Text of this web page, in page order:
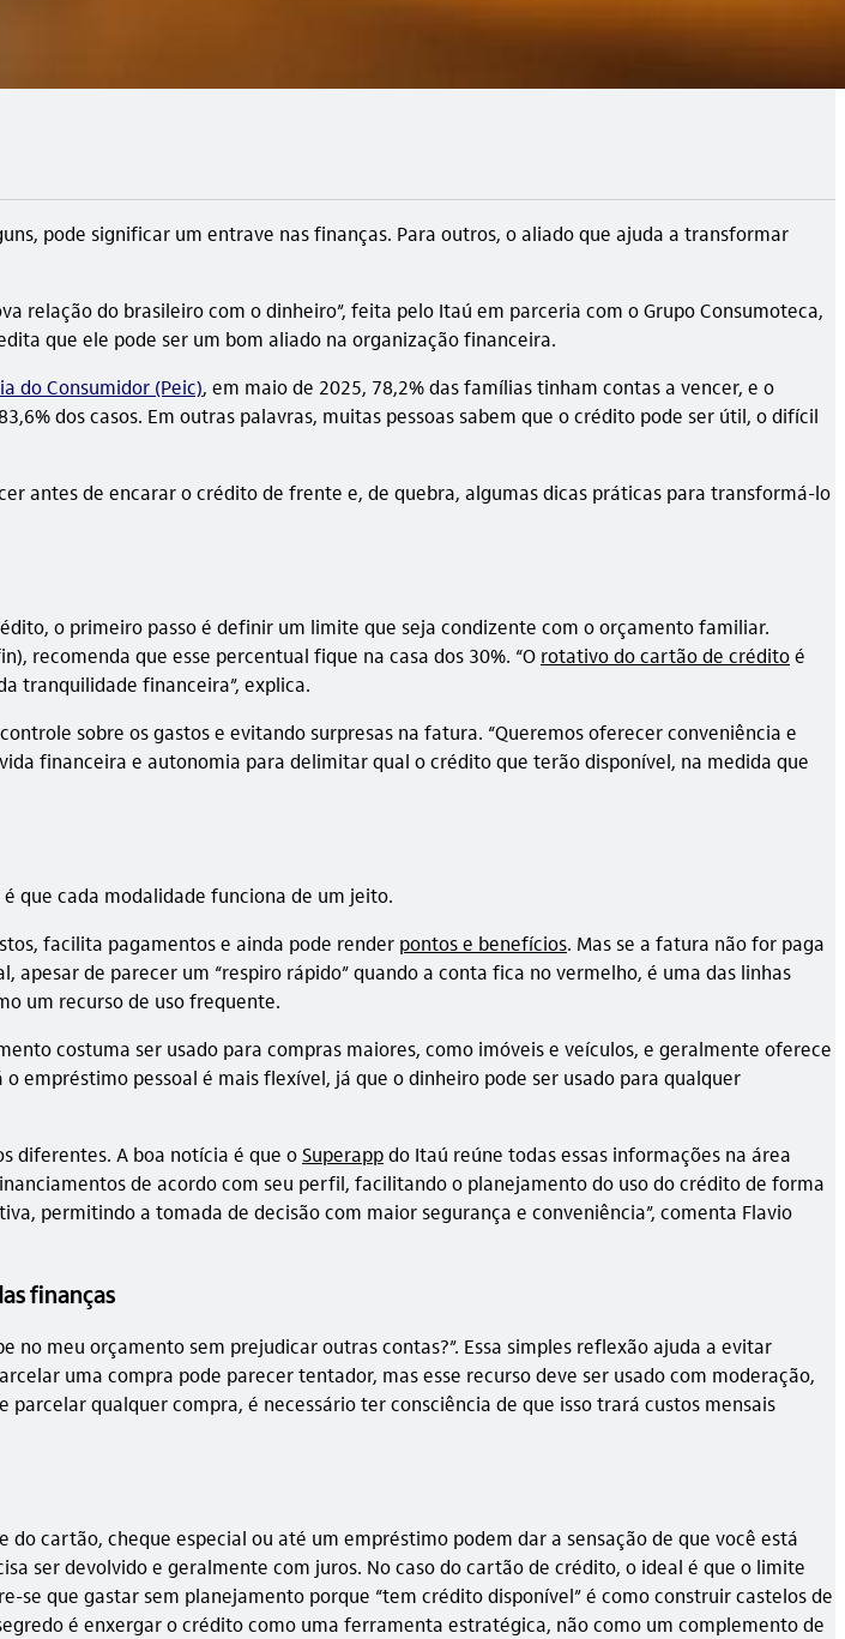
pode significar um entrave nas finanças. Para outros, o aliado que ajuda a transformar
relação do brasileiro com o dinheiro”, feita pelo Itaú em parceria com o Grupo Consumoteca,
que ele pode ser um bom aliado na organização financeira.
do Consumidor (Peic), em maio de 2025, 78,2% das famílias tinham contas a vencer, e o
dos casos. Em outras palavras, muitas pessoas sabem que o crédito pode ser útil, o difícil
antes de encarar o crédito de frente e, de quebra, algumas dicas práticas para transformá-lo
o primeiro passo é definir um limite que seja condizente com o orçamento familiar.
recomenda que esse percentual fique na casa dos 30%. “O rotativo do cartão de créditoé
tranquilidade financeira”, explica.
sobre os gastos e evitando surpresas na fatura. “Queremos oferecer conveniência e
financeira e autonomia para delimitar qual o crédito que terão disponível, na medida que
que cada modalidade funciona de um jeito.
facilita pagamentos e ainda pode render pontos e benefícios. Mas se a fatura não for paga
de parecer um “respiro rápido” quando a conta fica no vermelho, é uma das linhas
um recurso de uso frequente.
costuma ser usado para compras maiores, como imóveis e veículos, e geralmente oferece
empréstimo pessoal é mais flexível, já que o dinheiro pode ser usado para qualquer
diferentes. A boa notícia é que oSuperappdo Itaú reúne todas essas informações na área
de acordo com seu perfil, facilitando o planejamento do uso do crédito de forma
permitindo a tomada de decisão com maior segurança e conveniência”, comenta Flavio
finanças
meu orçamento sem prejudicar outras contas?”. Essa simples reflexão ajuda a evitar
uma compra pode parecer tentador, mas esse recurso deve ser usado com moderação,
qualquer compra, é necessário ter consciência de que isso trará custos mensais
cartão, cheque especial ou até um empréstimo podem dar a sensação de que você está
ser devolvido e geralmente com juros. No caso do cartão de crédito, o ideal é que o limite
se que gastar sem planejamento porque “tem crédito disponível” é como construir castelos de
é enxergar o crédito como uma ferramenta estratégica, não como um complemento de